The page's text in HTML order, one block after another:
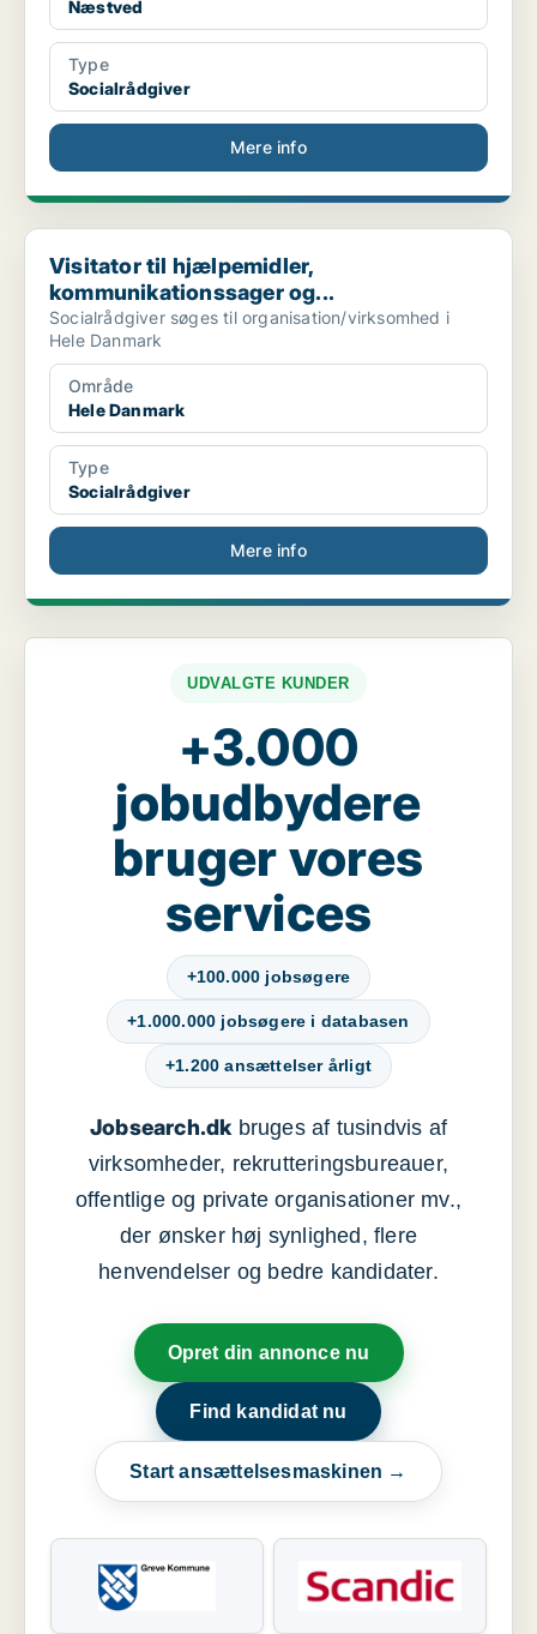
Næstved
Type
Socialrådgiver
Mere info
Visitator til hjælpemidler, kommunikationssager og...
Visitator til hjælpemidler,
kommunikationssager og...
Socialrådgiver søges til organisation/virksomhed i
Hele Danmark
Område
Hele Danmark
Type
Socialrådgiver
Mere info
UDVALGTE KUNDER
+3.000
jobudbydere
bruger vores
services
+100.000 jobsøgere
+1.000.000 jobsøgere i databasen
+1.200 ansættelser årligt
Jobsearch.dkbruges af tusindvis af
virksomheder, rekrutteringsbureauer,
offentlige og private organisationer mv.,
der ønsker høj synlighed, flere
henvendelser og bedre kandidater.
Opret din annonce nu
Find kandidat nu
Start ansættelsesmaskinen →